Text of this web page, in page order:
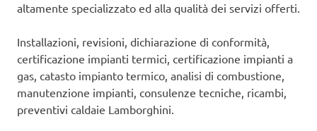
altamente specializzato ed alla qualità dei servizi offerti.
Installazioni, revisioni, dichiarazione di conformità,
certificazione impianti termici, certificazione impianti a
gas, catasto impianto termico, analisi di combustione,
manutenzione impianti, consulenze tecniche, ricambi,
preventivi caldaie Lamborghini.